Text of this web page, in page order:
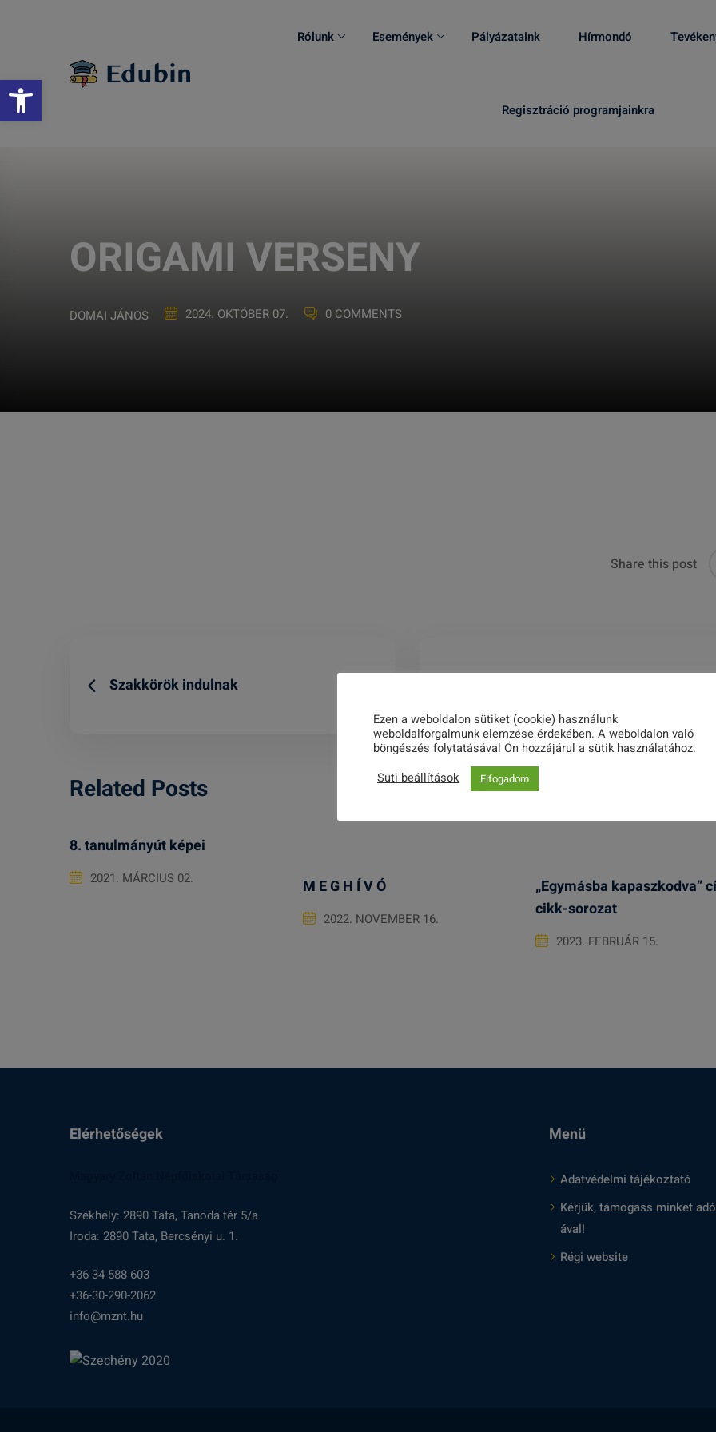
Eszköztár megnyitása
Rólunk Események Pályázataink Hírmondó
Regisztráció programjainkra
ORIGAMI VERSENY
DOMAI JÁNOS 2024. OKTÓBER 07. 0 COMMENTS
Share this post
Szakkörök indulnak
Related Posts
8. tanulmányút képei
2021. MÁRCIUS 02. M E G H Í V Ó
2022. NOVEMBER 16.
„Egymásba kapaszkodva”
cikk-sorozat
2023. FEBRUÁR 15.
Elérhetőségek
Székhely: 2890 Tata, Tanoda tér 5/a
Iroda: 2890 Tata, Bercsényi u. 1.
+36-34-588-603
+36-30-290-2062
info@mznt.hu
Menü
Adatvédelmi tájékoztató
Kérjük, támogass minket
ával!
Régi website
Ezen a weboldalon sütiket (cookie) használunk
weboldalforgalmunk elemzése érdekében. A weboldalon való
böngészés folytatásával Ön hozzájárul a sütik használatához.
Süti beállítások
Elfogadom